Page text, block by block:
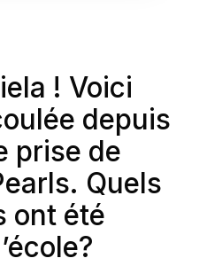
! Voici
depuis
prise de
Quels
ont été